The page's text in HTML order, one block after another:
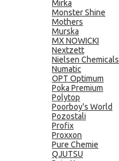
Mirka
Monster Shine
Mothers
Murska
MX NOWICKI
Nextzett
Nielsen Chemicals
Numatic
OPT Optimum
Poka Premium
Polytop
Poorboy's World
Pozostali
Profix
Proxxon
Pure Chemie
QJUTSU